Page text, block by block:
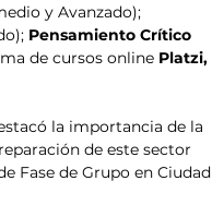
y Avanzado);
Pensamiento Crítico
de cursos online Platzi,
la importancia de la
de este sector
Fase de Grupo en Ciudad